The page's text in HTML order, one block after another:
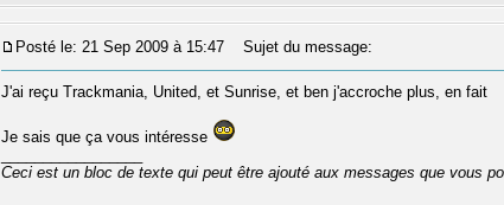
Posté le: 21 Sep 2009 à 15:47 Sujet du message:
J'ai reçu Trackmania, United, et Sunrise, et ben j'accroche plus, en fait
Je sais que ça vous intéresse
Ceci est un bloc de texte qui peut être ajouté aux messages que vous